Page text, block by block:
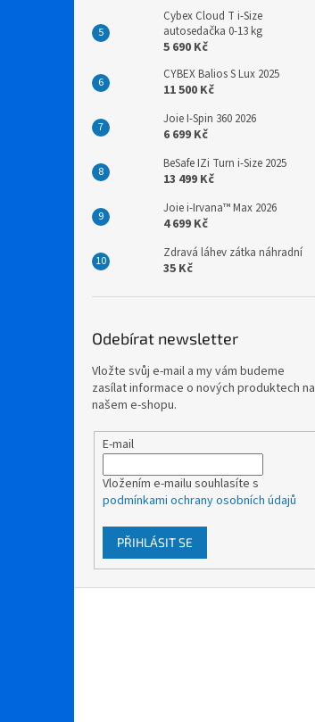
Cybex Cloud T i-Size
autosedačka 0-13 kg
5 690 Kč
CYBEX Balios S Lux 2025
11 500 Kč
Joie I-Spin 360 2026
6 699 Kč
BeSafe IZi Turn i-Size 2025
13 499 Kč
Joie i-Irvana™ Max 2026
4 699 Kč
Zdravá láhev zátka náhradní
35 Kč
Odebírat newsletter
Vložte svůj e-mail a my vám budeme
zasílat informace o nových produktech na
našem e-shopu.
E-mail
Vložením e-mailu souhlasíte s
podmínkami ochrany osobních údajů
PŘIHLÁSIT SE